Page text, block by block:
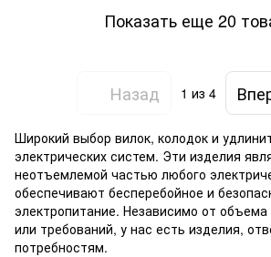
Показать еще 20
Назад 1 из 4
Широкий выбор вилок, колодок и
электрических систем. Эти изделия
неотъемлемой частью любого
обеспечивают бесперебойное и
электропитание. Независимо от
или требований, у нас есть изделия,
потребностям.